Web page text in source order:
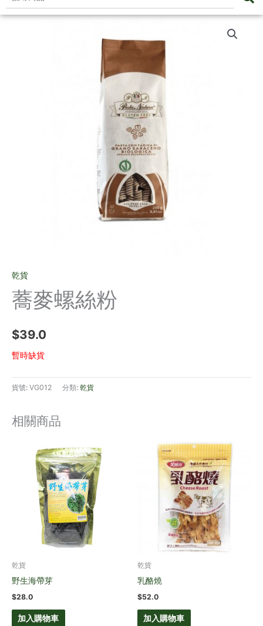
尋
乾貨
蕎麥螺絲粉
$39.0
暫時缺貨
貨號: VG012 分類: 乾貨
相關商品
乾貨
野生海帶芽
$28.0
加入購物車
乾貨
乳酪燒
$52.0
加入購物車